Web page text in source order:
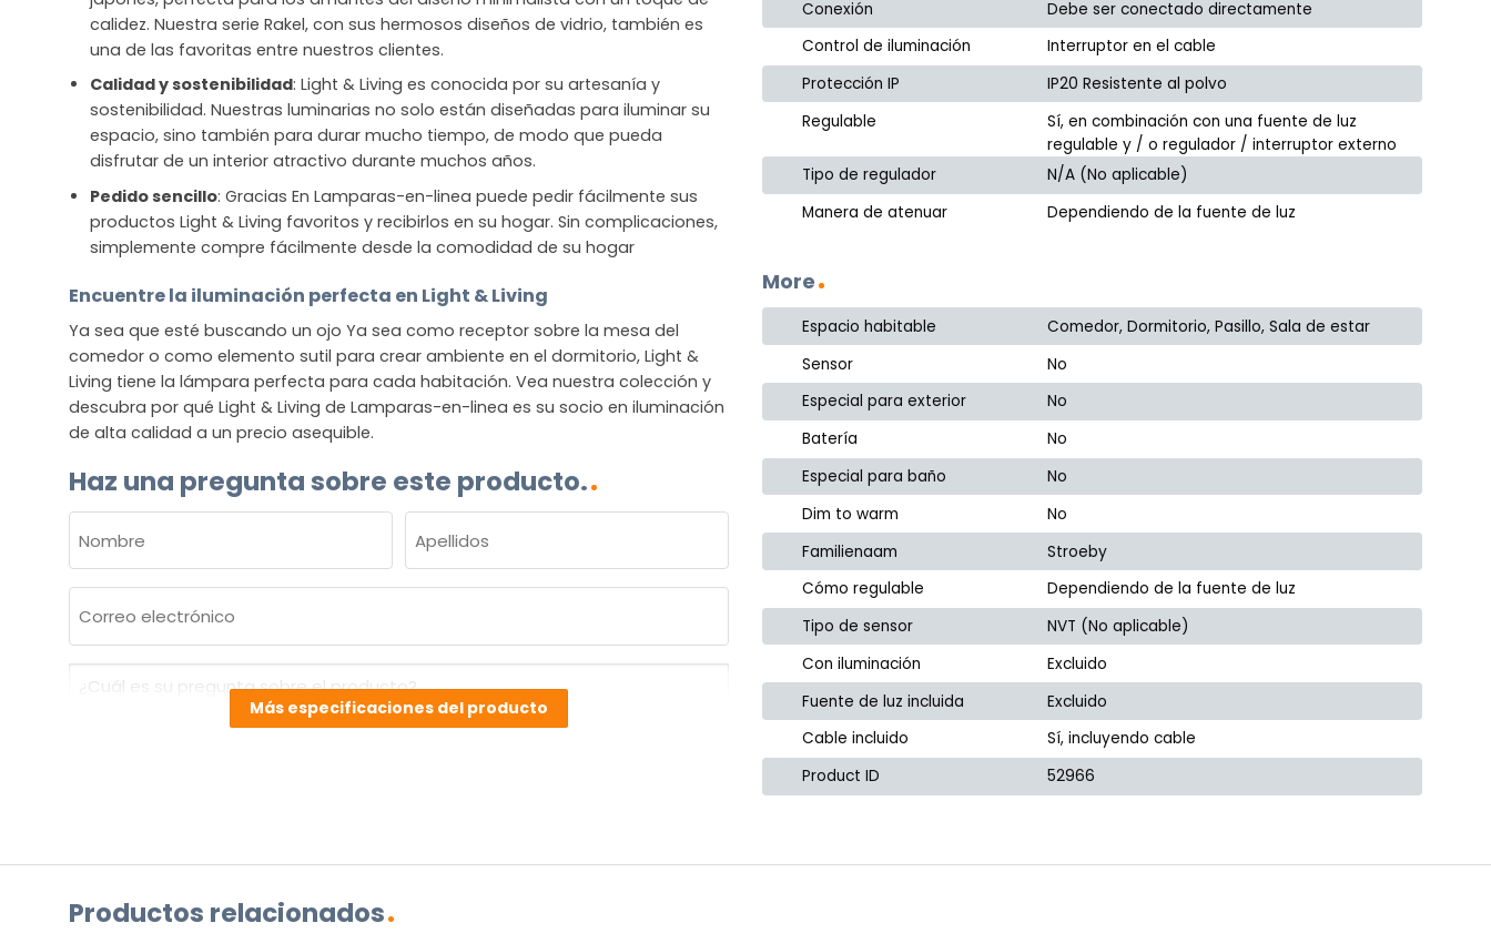
calidez. Nuestra serie Rakel, con sus hermosos diseños de vidrio, también es
una de las favoritas entre nuestros clientes.
Calidad y sostenibilidad: Light & Living es conocida por su artesanía y
sostenibilidad. Nuestras luminarias no solo están diseñadas para iluminar su
espacio, sino también para durar mucho tiempo, de modo que pueda
disfrutar de un interior atractivo durante muchos años.
Pedido sencillo: Gracias En Lamparas-en-linea puede pedir fácilmente sus
productos Light & Living favoritos y recibirlos en su hogar. Sin complicaciones,
simplemente compre fácilmente desde la comodidad de su hogar
Encuentre la iluminación perfecta en Light & Living
Ya sea que esté buscando un ojo Ya sea como receptor sobre la mesa del
comedor o como elemento sutil para crear ambiente en el dormitorio, Light &
Living tiene la lámpara perfecta para cada habitación. Vea nuestra colección y
descubra por qué Light & Living de Lamparas-en-linea es su socio en iluminación
de alta calidad a un precio asequible.
Haz una pregunta sobre este producto.
(OBLIGATORIO)
Nombre Apellidos
electrónico
¿Cuál
(Obligatorio)
Más especificaciones del producto
Conexión
Debe ser conectado directamente
Control de iluminación
Interruptor en el cable
Protección IP
IP20 Resistente al polvo
Regulable
Sí, en combinación con una fuente de luz
regulable y / o regulador / interruptor externo
Tipo de regulador
N/A (No aplicable)
Manera de atenuar
Dependiendo de la fuente de luz
More
Espacio habitable
Comedor, Dormitorio, Pasillo, Sala de estar
Sensor
No
Especial para exterior
No
Batería
No
Especial para baño
No
Dim to warm
No
Familienaam
Stroeby
Cómo regulable
Dependiendo de la fuente de luz
Tipo de sensor
NVT (No aplicable)
Con iluminación
Excluido
Fuente de luz incluida
Excluido
Cable incluido
Sí, incluyendo cable
Product ID
52966
Productos relacionados